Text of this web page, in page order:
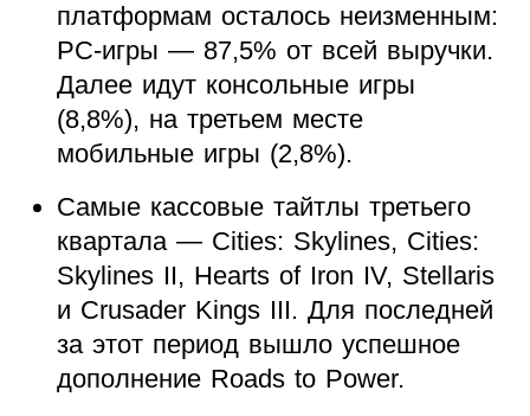
платформам осталось неизменным:
PC-игры — 87,5% от всей выручки.
Далее идут консольные игры
(8,8%), на третьем месте
мобильные игры (2,8%).
Самые кассовые тайтлы третьего
квартала — Cities: Skylines, Cities:
Skylines II, Hearts of Iron IV, Stellaris
и Crusader Kings III. Для последней
за этот период вышло успешное
дополнение Roads to Power.